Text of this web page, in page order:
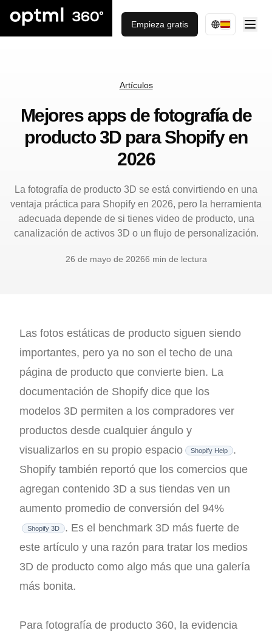
Empieza gratis
Artículos
Mejores apps de fotografía de
producto 3D para Shopify en
2026
La fotografía de producto 3D se está convirtiendo en una
ventaja práctica para Shopify en 2026, pero la herramienta
adecuada depende de si tienes video de producto, una
canalización de activos 3D o un flujo de personalización.
26 de mayo de 20266 min de lectura
Las fotos estáticas de producto siguen siendo
importantes, pero ya no son el techo de una
página de producto que convierte bien. La
documentación de Shopify dice que los
modelos 3D permiten a los compradores ver
productos desde cualquier ángulo y
visualizarlos en su propio espacio
Shopify Help
.
Shopify también reportó que los comercios que
agregan contenido 3D a sus tiendas ven un
aumento promedio de conversión del 94%
Shopify 3D
. Es el benchmark 3D más fuerte de
este artículo y una razón para tratar los medios
3D de producto como algo más que una galería
más bonita.
Para fotografía de producto 360, la evidencia